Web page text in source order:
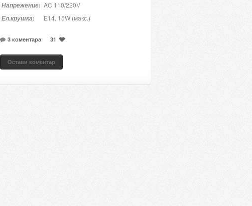
Напрежение: AC 110/220V
Ел.крушка: Е14, 15W (макс.)
3 коментара 31
Остави коментар